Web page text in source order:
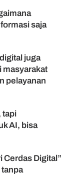
saja
juga
masyarakat
pelayanan
tapi
AI, bisa
Cerdas Digital”